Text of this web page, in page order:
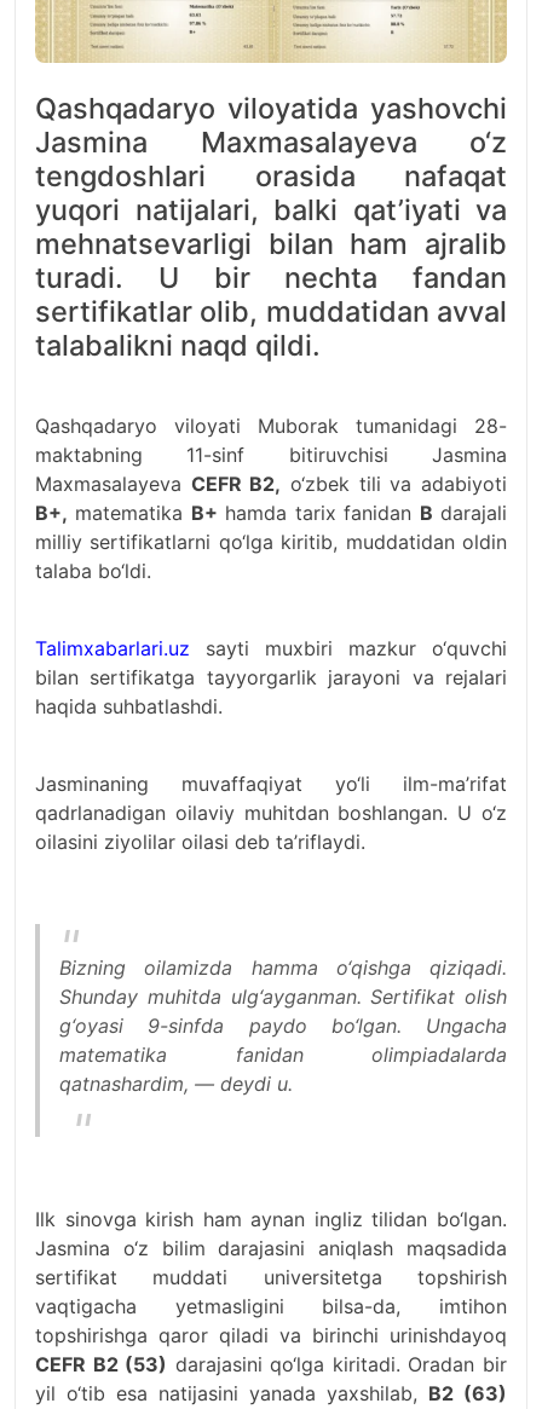
Qashqadaryo viloyatida yashovchi
Jasmina Maxmasalayeva o‘z
tengdoshlari orasida nafaqat
yuqori natijalari, balki qat’iyati va
mehnatsevarligi bilan ham ajralib
turadi. U bir nechta fandan
sertifikatlar olib, muddatidan avval
talabalikni naqd qildi.
Qashqadaryo viloyati Muborak tumanidagi 28-
maktabning 11-sinf bitiruvchisi Jasmina
Maxmasalayeva CEFR B2, o‘zbek tili va adabiyoti
B+, matematika B+ hamda tarix fanidan B darajali
milliy sertifikatlarni qo‘lga kiritib, muddatidan oldin
talaba bo‘ldi.
Talimxabarlari.uz sayti muxbiri mazkur o‘quvchi
bilan sertifikatga tayyorgarlik jarayoni va rejalari
haqida suhbatlashdi.
Jasminaning muvaffaqiyat yo‘li ilm-ma’rifat
qadrlanadigan oilaviy muhitdan boshlangan. U o‘z
oilasini ziyolilar oilasi deb ta’riflaydi.
Bizning oilamizda hamma o‘qishga qiziqadi.
Shunday muhitda ulg‘ayganman. Sertifikat olish
g‘oyasi 9-sinfda paydo bo‘lgan. Ungacha
matematika fanidan olimpiadalarda
qatnashardim, — deydi u.
Ilk sinovga kirish ham aynan ingliz tilidan bo‘lgan.
Jasmina o‘z bilim darajasini aniqlash maqsadida
sertifikat muddati universitetga topshirish
vaqtigacha yetmasligini bilsa-da, imtihon
topshirishga qaror qiladi va birinchi urinishdayoq
CEFR B2 (53) darajasini qo‘lga kiritadi. Oradan bir
yil o‘tib esa natijasini yanada yaxshilab, B2 (63)